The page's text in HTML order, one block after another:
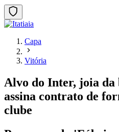
Capa
Vitória
Alvo do Inter, joia da
assina contrato de
clube